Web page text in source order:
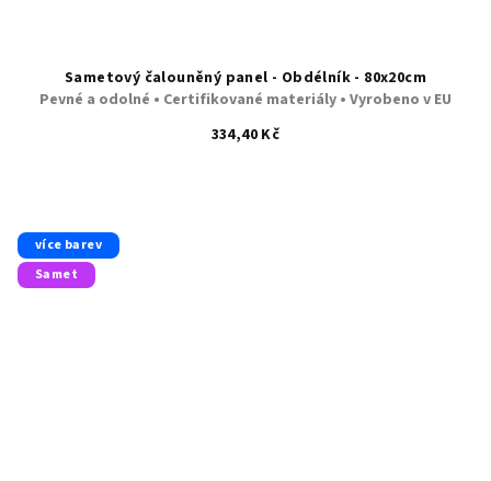
Sametový čalouněný panel - Obdélník - 80x20cm
Pevné a odolné • Certifikované materiály • Vyrobeno v EU
334,40 Kč
více barev
Samet